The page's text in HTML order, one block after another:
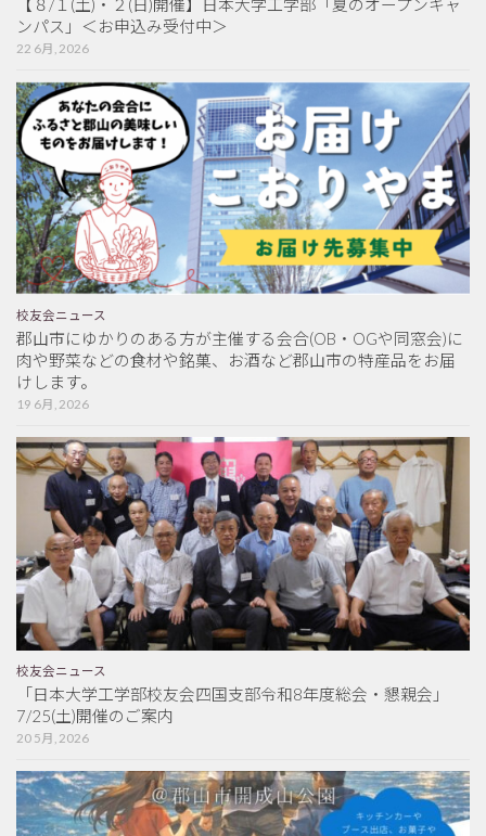
【８/１(土)・２(日)開催】日本大学工学部「夏のオープンキャ
ンパス」＜お申込み受付中＞
22 6月, 2026
校友会ニュース
郡山市にゆかりのある方が主催する会合(OB・OGや同窓会)に
肉や野菜などの食材や銘菓、お酒など郡山市の特産品をお届
けします。
19 6月, 2026
校友会ニュース
「日本大学工学部校友会四国支部令和8年度総会・懇親会」
7/25(土)開催のご案内
20 5月, 2026